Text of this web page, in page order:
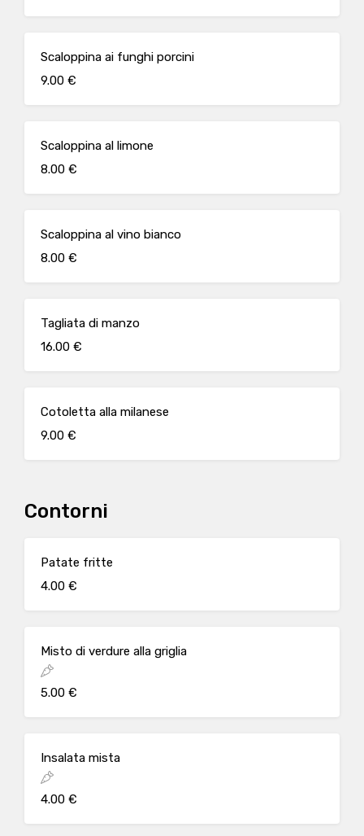
Scaloppina ai funghi porcini
9.00 €
Scaloppina al limone
8.00 €
Scaloppina al vino bianco
8.00 €
Tagliata di manzo
16.00 €
Cotoletta alla milanese
9.00 €
Contorni
Patate fritte
4.00 €
Misto di verdure alla griglia
5.00 €
Insalata mista
4.00 €